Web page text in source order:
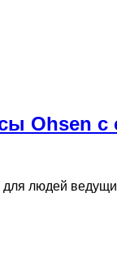
Ohsen
людей